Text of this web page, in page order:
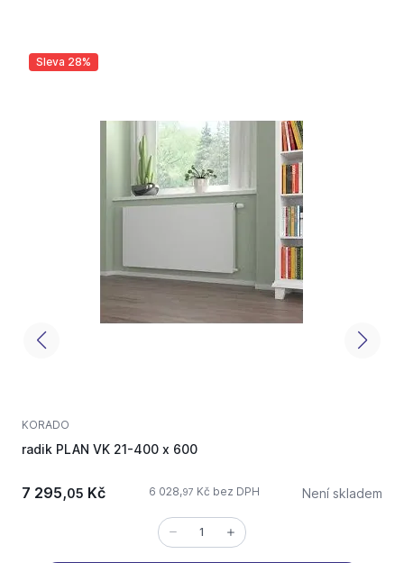
Sleva 28%
KORADO
radik PLAN VK 21-400 x 600
7 295,05 Kč 6 028,97 Kč bez DPH Není skladem